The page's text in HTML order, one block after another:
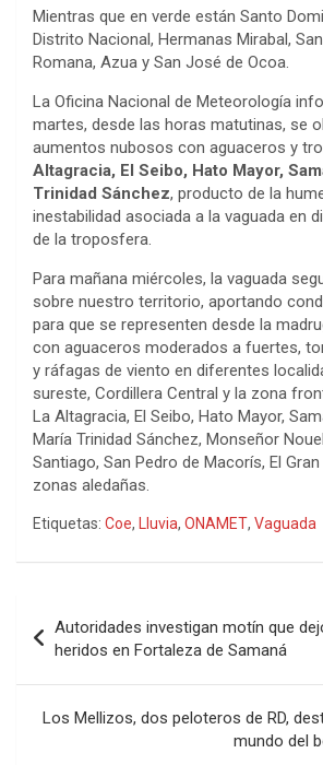
Mientras que en verde están Santo
Distrito Nacional, Hermanas Mirabal,
Romana, Azua y San José de Ocoa.
La Oficina Nacional de Meteorología
martes, desde las horas matutinas, se
aumentos nubosos con aguaceros y
Altagracia, El Seibo, Hato Mayor,
Trinidad Sánchez, producto de la
inestabilidad asociada a la vaguada en
de la troposfera.
Para mañana miércoles, la vaguada
sobre nuestro territorio, aportando
para que se representen desde la
con aguaceros moderados a fuertes,
y ráfagas de viento en diferentes
sureste, Cordillera Central y la zona
La Altagracia, El Seibo, Hato Mayor,
María Trinidad Sánchez, Monseñor
Santiago, San Pedro de Macorís, El
zonas aledañas.
Etiquetas: Coe, Lluvia, ONAMET, Vaguada
de
entradas
Autoridades investigan motín que
heridos en Fortaleza de Samaná
Los Mellizos, dos peloteros de RD,
mundo del